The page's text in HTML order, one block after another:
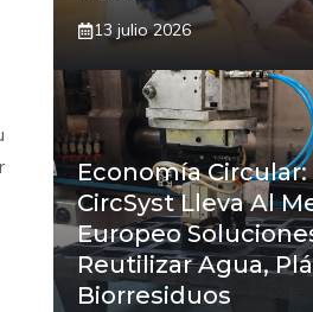
13 julio 2026
Economía
CircSyst Lleva Al
Europeo
Reutilizar Agua,
Biorresiduos